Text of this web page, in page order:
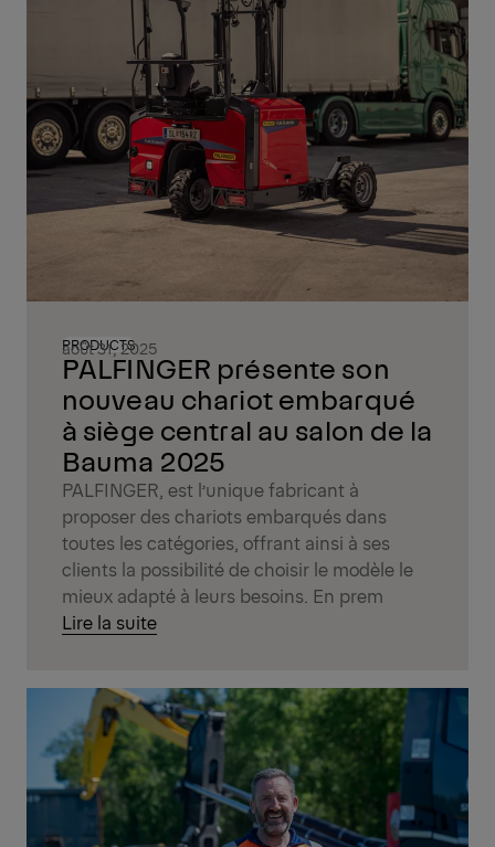
PALFINGER présente son
nouveau chariot embarqué
à siège central au salon de la
Bauma 2025
PRODUCTS
août 31, 2025
PALFINGER, est l’unique fabricant à
proposer des chariots embarqués dans
toutes les catégories, offrant ainsi à ses
clients la possibilité de choisir le modèle le
mieux adapté à leurs besoins. En prem
Lire la suite